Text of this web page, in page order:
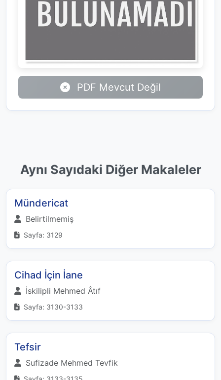
PDF Mevcut Değil
Aynı Sayıdaki Diğer Makaleler
Mündericat
Belirtilmemiş
Sayfa: 3129
Cihad İçin İane
İskilipli Mehmed Âtıf
Sayfa: 3130-3133
Tefsir
Sufizade Mehmed Tevfik